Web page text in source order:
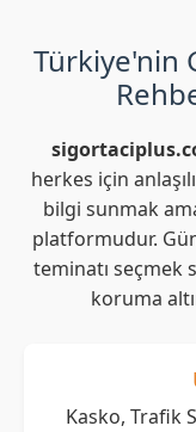
Türkiye'nin
herkes için
bilgi sunmak
platformudur.
teminatı seçmek
koruma
Kasko, Trafik